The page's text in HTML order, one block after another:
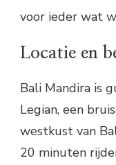
voor ieder wat
Locatie en
Bali Mandira is
Legian, een
westkust van
20 minuten